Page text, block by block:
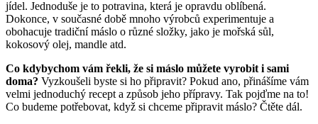
jídel. Jednoduše je to potravina, která je opravdu oblíbená.
Dokonce, v současné době mnoho výrobců experimentuje a
obohacuje tradiční máslo o různé složky, jako je mořská sůl,
kokosový olej, mandle atd.
Co kdybychom vám řekli, že si máslo můžete vyrobit i sami
doma? Vyzkoušeli byste si ho připravit? Pokud ano, přinášíme vám
velmi jednoduchý recept a způsob jeho přípravy. Tak pojďme na to!
Co budeme potřebovat, když si chceme připravit máslo? Čtěte dál.